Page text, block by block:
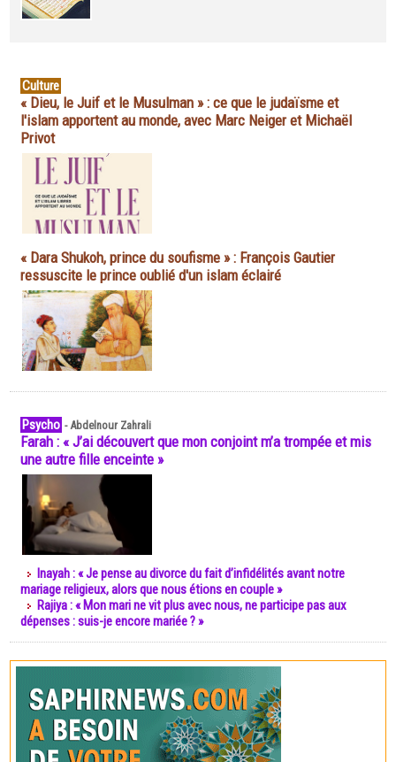
Culture
« Dieu, le Juif et le Musulman » : ce que le judaïsme et
l'islam apportent au monde, avec Marc Neiger et Michaël
Privot
« Dara Shukoh, prince du soufisme » : François Gautier
ressuscite le prince oublié d'un islam éclairé
Psycho -Abdelnour Zahrali
Farah : « J’ai découvert que mon conjoint m’a trompée et mis
une autre fille enceinte »
Inayah : « Je pense au divorce du fait d’infidélités avant notre
mariage religieux, alors que nous étions en couple »
Rajiya : « Mon mari ne vit plus avec nous, ne participe pas aux
dépenses : suis-je encore mariée ? »